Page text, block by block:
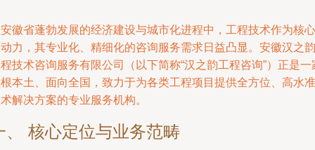
徽省蓬勃发展的经济建设与城市化进程中，工程技术作为核心
力，其专业化、精细化的咨询服务需求日益凸显。安徽汉之韵
技术咨询服务有限公司（以下简称“汉之韵工程咨询”）正是一
本土、面向全国，致力于为各类工程项目提供全方位、高水准
解决方案的专业服务机构。
、 核心定位与业务范畴